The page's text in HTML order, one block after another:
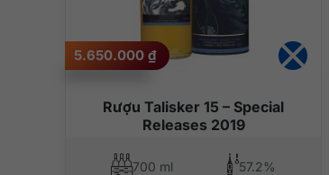
Rượu Talisker 15 – Special
Releases 2019
5.650.000 ₫
700 ml 57.2%